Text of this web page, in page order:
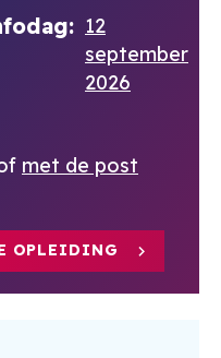
12
september
2026
met de post
OPLEIDING